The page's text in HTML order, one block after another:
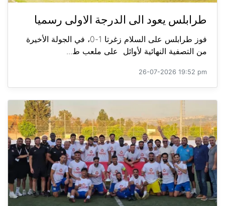
طرابلس يعود الى الدرجة الاولى رسميا
فوز طرابلس على السلام زغرتا 1-0، في الجولة الأخيرة
من التصفية النهائية لأوائل على ملعب ط...
26-07-2026 19:52 pm